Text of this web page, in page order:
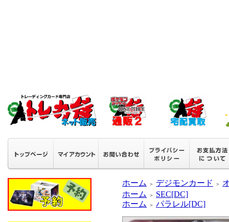
ホーム ＞ デジモンカード ＞
ホーム
＞
SEC[DC]
ホーム
＞ パラレル[DC]